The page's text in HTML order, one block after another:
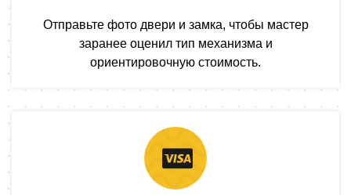
Отправьте фото двери и замка, чтобы мастер
заранее оценил тип механизма и
ориентировочную стоимость.